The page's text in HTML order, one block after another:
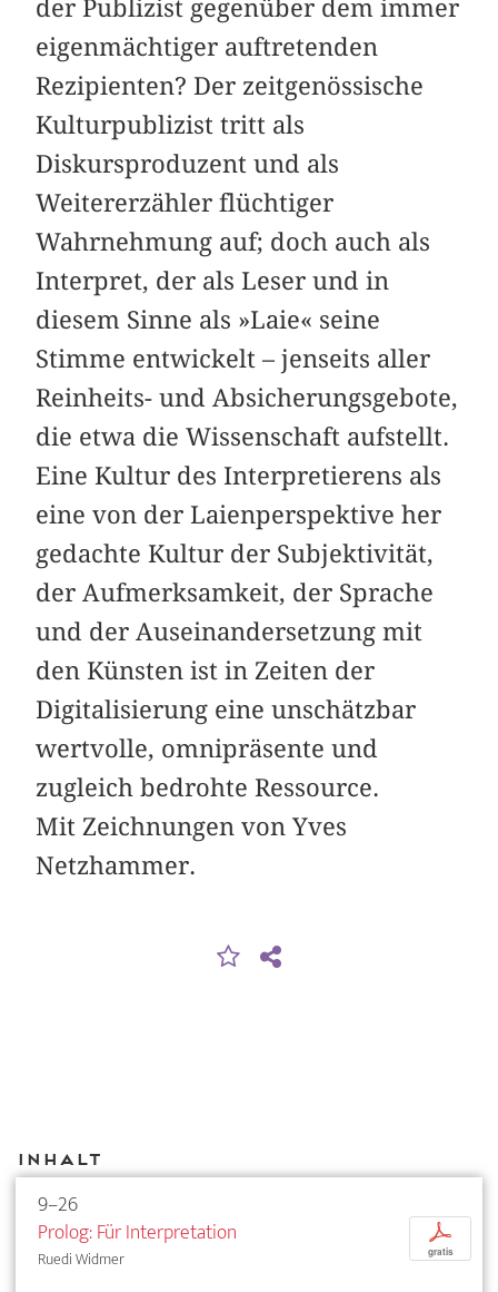
der Publizist gegenüber dem immer
eigenmächtiger auftretenden
Rezipienten? Der zeitgenössische
Kulturpublizist tritt als
Diskursproduzent und als
Weitererzähler flüchtiger
Wahrnehmung auf; doch auch als
Interpret, der als Leser und in
diesem Sinne als »Laie« seine
Stimme entwickelt – jenseits aller
Reinheits- und Absicherungsgebote,
die etwa die Wissenschaft aufstellt.
Eine Kultur des Interpretierens als
eine von der Laienperspektive her
gedachte Kultur der Subjektivität,
der Aufmerksamkeit, der Sprache
und der Auseinandersetzung mit
den Künsten ist in Zeiten der
Digitalisierung eine unschätzbar
wertvolle, omnipräsente und
zugleich bedrohte Ressource.
Mit Zeichnungen von Yves
Netzhammer.
Inhalt
9–26
Prolog: Für Interpretation
Ruedi Widmer
p
gratis